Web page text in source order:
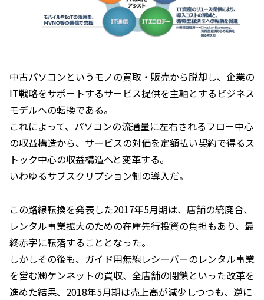
中古パソコンというモノの買取・販売から脱却し、企業の
IT戦略をサポートするサービス提供を主軸とするビジネス
モデルへの転換である。
これによって、パソコンの流通量に左右されるフロー中心
の収益構造から、サービスの対価を定額払い契約で得るス
トック中心の収益構造へと変革する。
いわゆるサブスクリプション制の導入だ。
この路線転換を発表した2017年5月期は、店舗の統廃合、
レンタル事業拡大のための在庫先行投資の負担もあり、最
終赤字に転落することとなった。
しかしその後も、ガイド用無線レシーバーのレンタル事業
を営む㈱ケンネットの買収、全店舗の閉鎖といった改革を
進めた結果、2018年5月期は売上高が減少しつつも、逆に